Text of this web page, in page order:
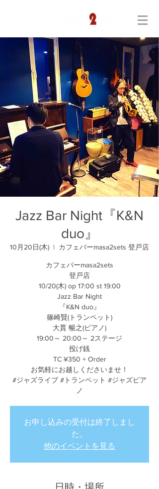
Jazz Bar Night『K&N
duo』
10月20日(木)
  |
カフェバーmasa2sets 登戸店
カフェバーmasa2sets
登戸店
10/20(木) op 17:00 st 19:00
Jazz Bar Night
『K&N duo』
篠崎賢(トランペット)
大貫 暢之(ピアノ)
19:00～ 20:00～ 2ステージ
投げ銭
TC ¥350 + Order
お気軽にお越しくださいませ！
#ジャズライブ #トランペット #ジャズピア
ノ
お申し込みの受付は終了しまし
た。
他のイベントを見る